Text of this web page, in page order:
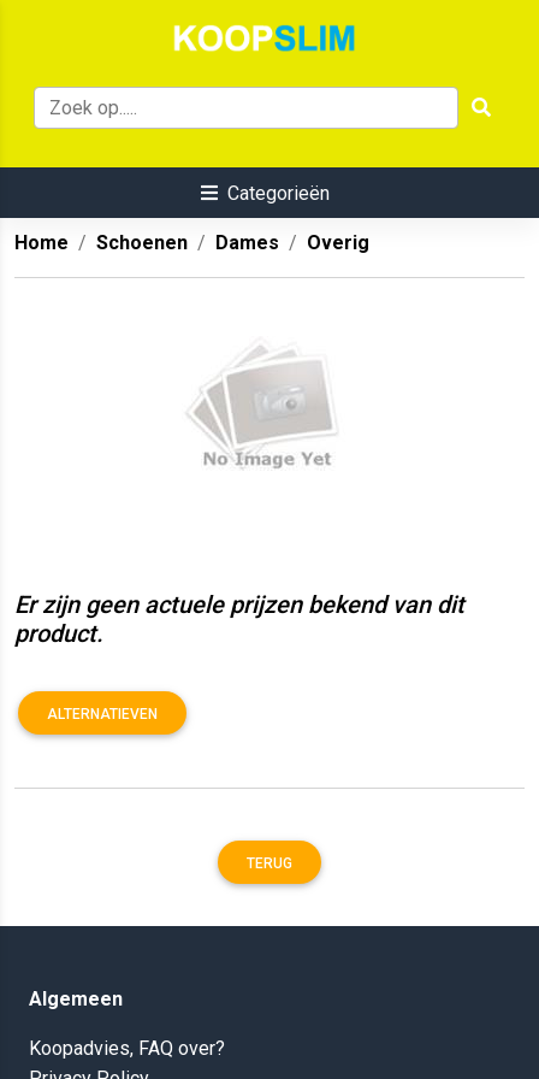
Categorieën
Home Schoenen Dames Overig
Er zijn geen actuele prijzen bekend van dit
product.
ALTERNATIEVEN
TERUG
Algemeen
Koopadvies, FAQ over?